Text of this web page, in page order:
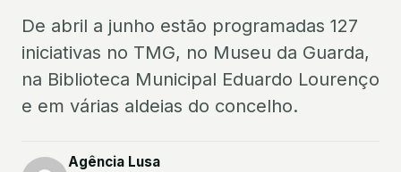
De abril a junho estão programadas 127
iniciativas no TMG, no Museu da Guarda,
na Biblioteca Municipal Eduardo Lourenço
e em várias aldeias do concelho.
Agência Lusa